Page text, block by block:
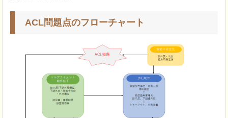
ACL問題点のフローチャート